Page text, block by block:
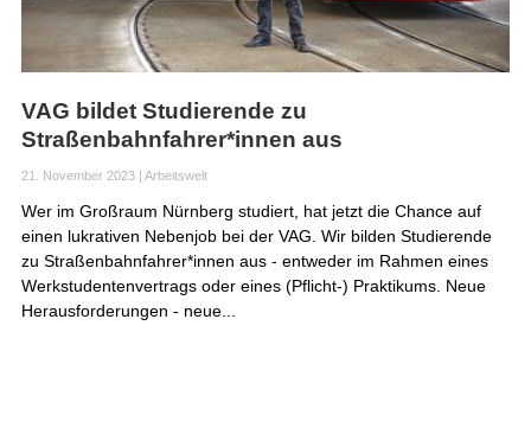
VAG bildet Studierende zu
Straßenbahnfahrer*innen aus
21. November 2023| Arbeitswelt
Wer im Großraum Nürnberg studiert, hat jetzt die Chance auf
einen lukrativen Nebenjob bei der VAG. Wir bilden Studierende
zu Straßenbahnfahrer*innen aus - entweder im Rahmen eines
Werkstudentenvertrags oder eines (Pflicht-) Praktikums. Neue
Herausforderungen - neue...